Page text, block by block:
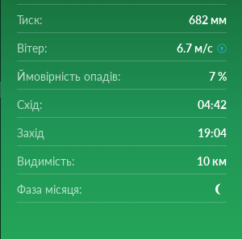
Тиск: 682 мм
Вітер: 6.7 м/с
Ймовірність опадів: 7 %
Схід: 04:42
Захід 19:04
Видимість: 10 км
Фаза місяця: